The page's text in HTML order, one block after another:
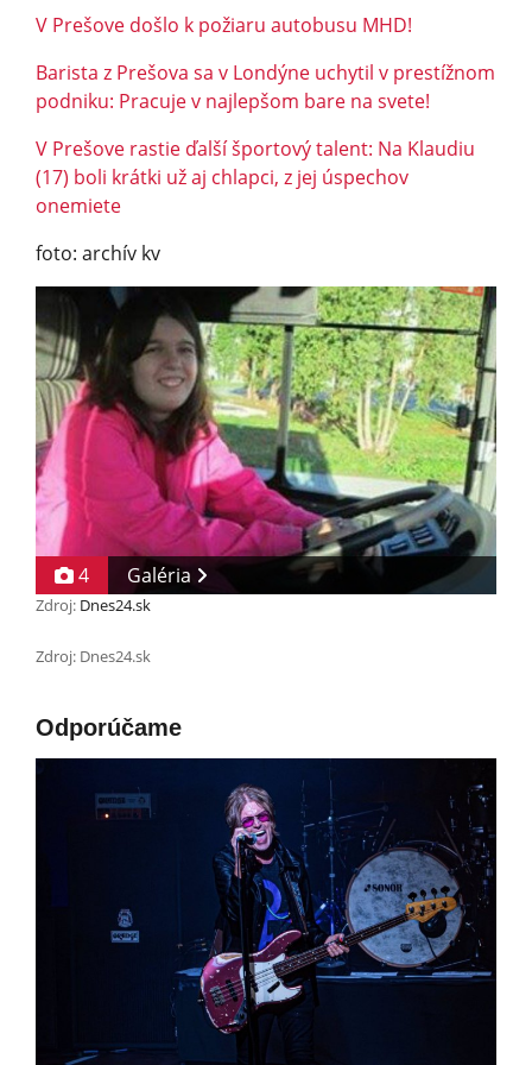
V Prešove došlo k požiaru autobusu MHD!
Barista z Prešova sa v Londýne uchytil v prestížnom
podniku: Pracuje v najlepšom bare na svete!
V Prešove rastie ďalší športový talent: Na Klaudiu
(17) boli krátki už aj chlapci, z jej úspechov
onemiete
foto: archív kv
4 Galéria
Zdroj: Dnes24.sk
Zdroj: Dnes24.sk
Odporúčame